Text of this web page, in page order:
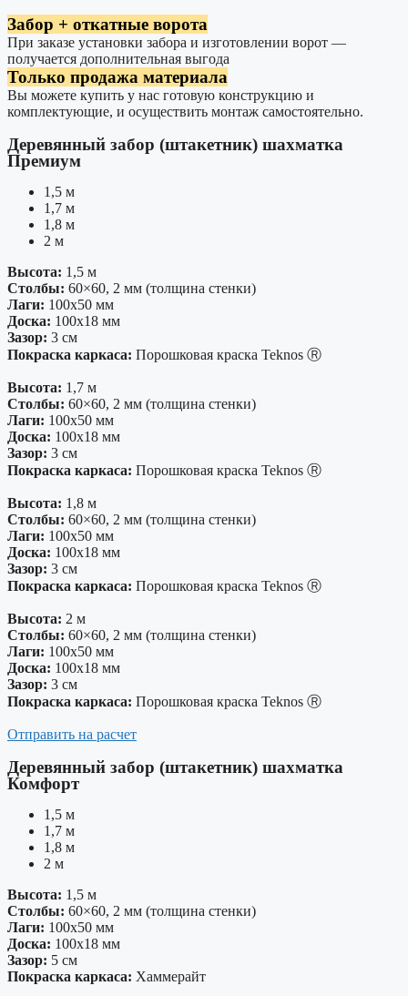
Забор + откатные ворота
При заказе установки забора и изготовлении ворот —
получается дополнительная выгода
Только продажа материала
Вы можете купить у нас готовую конструкцию и
комплектующие, и осуществить монтаж самостоятельно.
Деревянный забор (штакетник) шахматка
Премиум
1,5 м
1,7 м
1,8 м
2 м
Высота: 1,5 м
Столбы: 60×60, 2 мм (толщина стенки)
Лаги: 100х50 мм
Доска: 100х18 мм
Зазор: 3 см
Покраска каркаса: Порошковая краска Teknos Ⓡ
Высота: 1,7 м
Столбы: 60×60, 2 мм (толщина стенки)
Лаги: 100х50 мм
Доска: 100х18 мм
Зазор: 3 см
Покраска каркаса: Порошковая краска Teknos Ⓡ
Высота: 1,8 м
Столбы: 60×60, 2 мм (толщина стенки)
Лаги: 100х50 мм
Доска: 100х18 мм
Зазор: 3 см
Покраска каркаса: Порошковая краска Teknos Ⓡ
Высота: 2 м
Столбы: 60×60, 2 мм (толщина стенки)
Лаги: 100х50 мм
Доска: 100х18 мм
Зазор: 3 см
Покраска каркаса: Порошковая краска Teknos Ⓡ
Отправить на расчет
Деревянный забор (штакетник) шахматка
Комфорт
1,5 м
1,7 м
1,8 м
2 м
Высота: 1,5 м
Столбы: 60×60, 2 мм (толщина стенки)
Лаги: 100х50 мм
Доска: 100х18 мм
Зазор: 5 см
Покраска каркаса: Хаммерайт